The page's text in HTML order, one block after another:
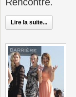
Lire la suite...